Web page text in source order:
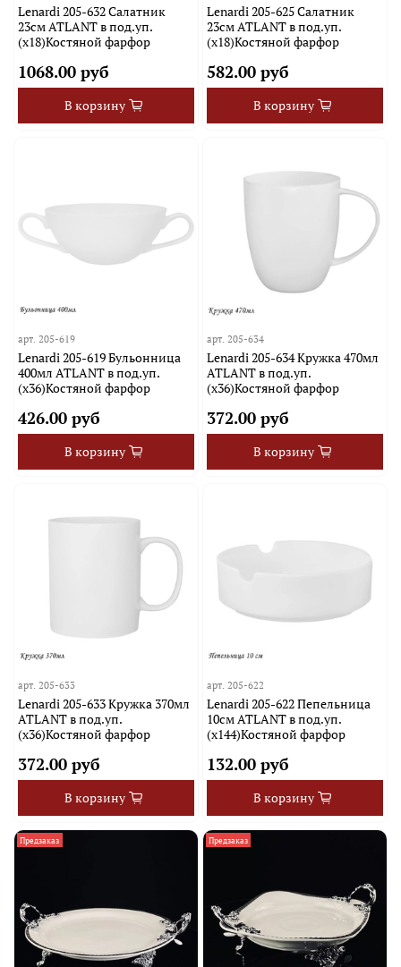
Lenardi 205-632 Салатник
23см ATLANT в под.уп.
(х18)Костяной фарфор
1068.00 руб
В корзину
Lenardi 205-625 Салатник
23см ATLANT в под.уп.
(х18)Костяной фарфор
582.00 руб
В корзину
арт.205-619
Lenardi 205-619 Бульонница
400мл ATLANT в под.уп.
(х36)Костяной фарфор
426.00 руб
В корзину
арт. 205-634
Lenardi 205-634 Кружка 470мл
ATLANT в под.уп.
(х36)Костяной фарфор
372.00 руб
В корзину
арт.205-633
Lenardi 205-633 Кружка 370мл
ATLANT в под.уп.
(х36)Костяной фарфор
372.00 руб
В корзину
арт. 205-622
Lenardi 205-622 Пепельница
10см ATLANT в под.уп.
(х144)Костяной фарфор
132.00 руб
В корзину
Предзаказ Предзаказ